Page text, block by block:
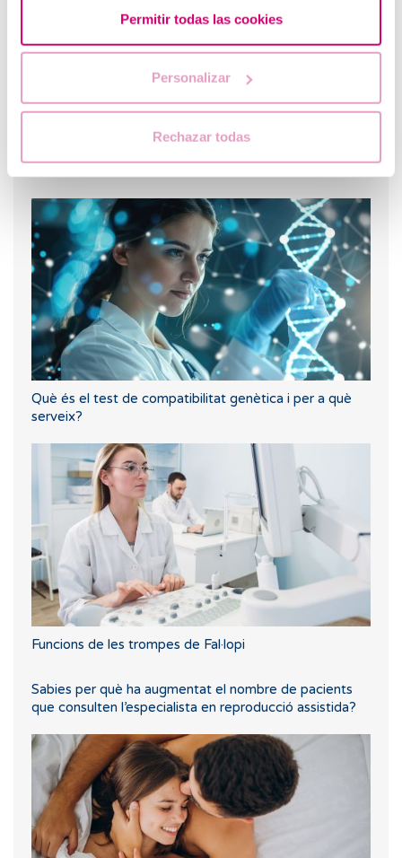
Permitir todas las cookies
Personalizar
Rechazar todas
Què és el test de compatibilitat genètica i per a què
serveix?
Funcions de les trompes de Fal·lopi
Sabies per què ha augmentat el nombre de pacients
que consulten l’especialista en reproducció assistida?